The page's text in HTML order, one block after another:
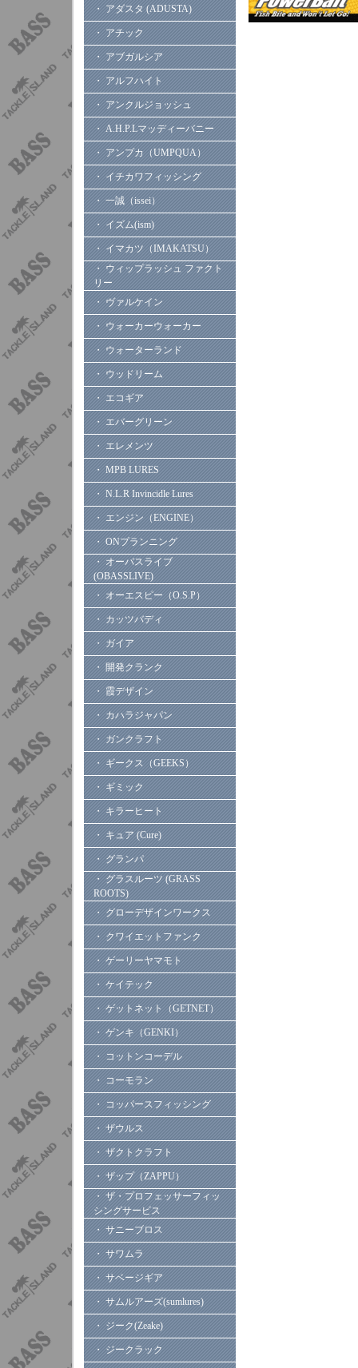
・ アダスタ (ADUSTA)
・ アチック
・ アブガルシア
・ アルフハイト
・ アンクルジョッシュ
・ A.H.P.Lマッディーバニー
・ アンプカ（UMPQUA）
・ イチカワフィッシング
・ 一誠（issei）
・ イズム(ism)
・ イマカツ（IMAKATSU）
・ ウィップラッシュ ファクト
リー
・ ヴァルケイン
・ ウォーカーウォーカー
・ ウォーターランド
・ ウッドリーム
・ エコギア
・ エバーグリーン
・ エレメンツ
・ MPB LURES
・ N.L.R Invincidle Lures
・ エンジン（ENGINE）
・ ONプランニング
・ オーバスライブ
(OBASSLIVE)
・ オーエスピー（O.S.P）
・ カッツバディ
・ ガイア
・ 開発クランク
・ 霞デザイン
・ カハラジャパン
・ ガンクラフト
・ ギークス（GEEKS）
・ ギミック
・ キラーヒート
・ キュア (Cure)
・ グランパ
・ グラスルーツ (GRASS
ROOTS)
・ グローデザインワークス
・ クワイエットファンク
・ ゲーリーヤマモト
・ ケイテック
・ ゲットネット（GETNET）
・ ゲンキ（GENKI）
・ コットンコーデル
・ コーモラン
・ コッパースフィッシング
・ ザウルス
・ ザクトクラフト
・ ザップ（ZAPPU）
・ ザ・プロフェッサーフィッ
シングサービス
・ サニーブロス
・ サワムラ
・ サベージギア
・ サムルアーズ(sumlures)
・ ジーク(Zeake)
・ ジークラック